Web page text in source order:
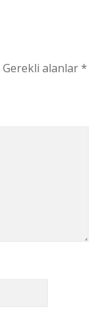
Gerekli alanlar*